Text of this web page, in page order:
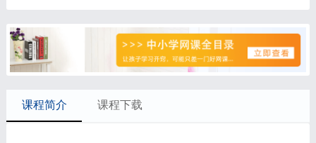
课程简介 课程下载